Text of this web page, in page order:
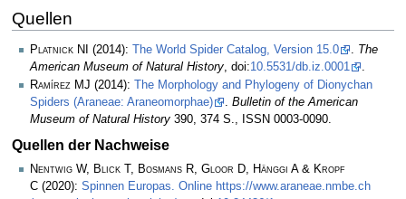
Quellen
Platnick NI (2014): The World Spider Catalog, Version 15.0
The
American Museum of Natural History , doi:10.5531/db.iz.0001
Ramírez MJ (2014):
The Morphology and Phylogeny of Dionychan
Spiders (Araneae: Araneomorphae)
. Bulletin of the American
Museum of Natural History 390, 374 S., ISSN 0003-0090.
Quellen der Nachweise
Nentwig W, Blick T, Bosmans R, Gloor D, Hänggi A & Kropf
C (2020): Spinnen Europas. Online https://www.araneae.nmbe.ch